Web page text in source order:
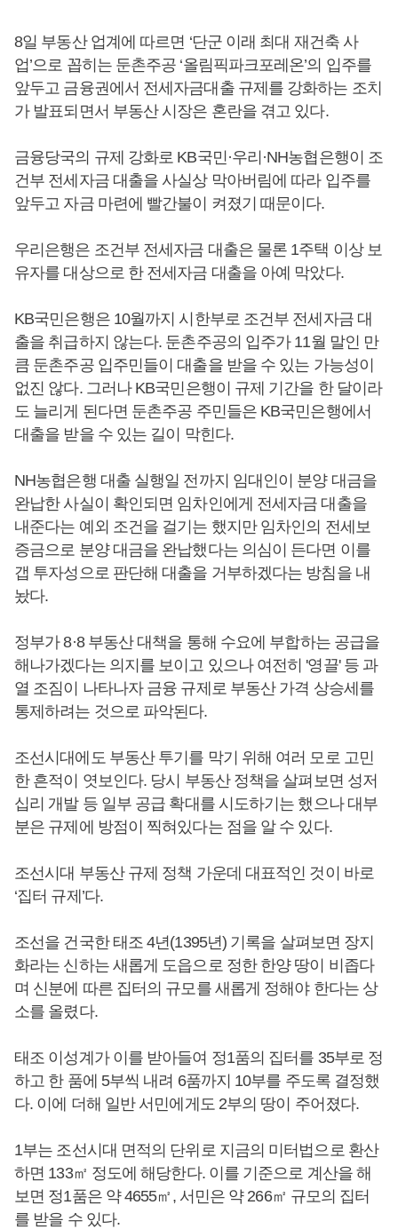
8일 부동산 업계에 따르면 ‘단군 이래 최대 재건축 사
업’으로 꼽히는 둔촌주공 ‘올림픽파크포레온’의 입주를
앞두고 금융권에서 전세자금대출 규제를 강화하는 조치
가 발표되면서 부동산 시장은 혼란을 겪고 있다.
금융당국의 규제 강화로 KB국민·우리·NH농협은행이 조
건부 전세자금 대출을 사실상 막아버림에 따라 입주를
앞두고 자금 마련에 빨간불이 켜졌기 때문이다.
우리은행은 조건부 전세자금 대출은 물론 1주택 이상 보
유자를 대상으로 한 전세자금 대출을 아예 막았다.
KB국민은행은 10월까지 시한부로 조건부 전세자금 대
출을 취급하지 않는다. 둔촌주공의 입주가 11월 말인 만
큼 둔촌주공 입주민들이 대출을 받을 수 있는 가능성이
없진 않다. 그러나 KB국민은행이 규제 기간을 한 달이라
도 늘리게 된다면 둔촌주공 주민들은 KB국민은행에서
대출을 받을 수 있는 길이 막힌다.
NH농협은행 대출 실행일 전까지 임대인이 분양 대금을
완납한 사실이 확인되면 임차인에게 전세자금 대출을
내준다는 예외 조건을 걸기는 했지만 임차인의 전세보
증금으로 분양 대금을 완납했다는 의심이 든다면 이를
갭 투자성으로 판단해 대출을 거부하겠다는 방침을 내
놨다.
정부가 8·8 부동산 대책을 통해 수요에 부합하는 공급을
해나가겠다는 의지를 보이고 있으나 여전히 '영끌' 등 과
열 조짐이 나타나자 금융 규제로 부동산 가격 상승세를
통제하려는 것으로 파악된다.
조선시대에도 부동산 투기를 막기 위해 여러 모로 고민
한 흔적이 엿보인다. 당시 부동산 정책을 살펴보면 성저
십리 개발 등 일부 공급 확대를 시도하기는 했으나 대부
분은 규제에 방점이 찍혀있다는 점을 알 수 있다.
조선시대 부동산 규제 정책 가운데 대표적인 것이 바로
‘집터 규제’다.
조선을 건국한 태조 4년(1395년) 기록을 살펴보면 장지
화라는 신하는 새롭게 도읍으로 정한 한양 땅이 비좁다
며 신분에 따른 집터의 규모를 새롭게 정해야 한다는 상
소를 올렸다.
태조 이성계가 이를 받아들여 정1품의 집터를 35부로 정
하고 한 품에 5부씩 내려 6품까지 10부를 주도록 결정했
다. 이에 더해 일반 서민에게도 2부의 땅이 주어졌다.
1부는 조선시대 면적의 단위로 지금의 미터법으로 환산
하면 133㎡ 정도에 해당한다. 이를 기준으로 계산을 해
보면 정1품은 약 4655㎡, 서민은 약 266㎡ 규모의 집터
를 받을 수 있다.